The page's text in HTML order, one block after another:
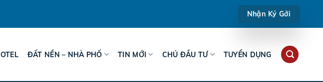
Nhận Ký Gởi
ĐẤT NỀN – NHÀ PHỐ TIN MỚI CHỦ ĐẦU TƯ TUYỂN DỤNG